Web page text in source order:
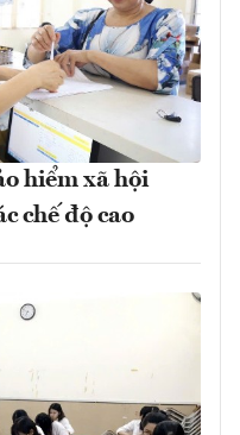
hiểm xã hội
chế độ cao